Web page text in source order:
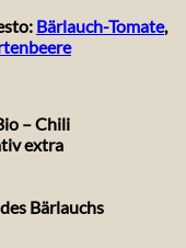
Bärlauch-Tomate,
– Chili
extra
Bärlauchs